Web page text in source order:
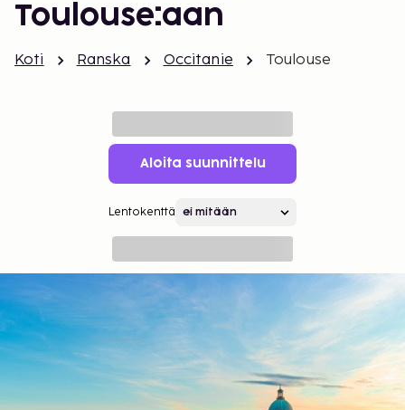
Toulouse:aan
Koti Ranska Occitanie Toulouse
Aloita suunnittelu
Lentokenttä